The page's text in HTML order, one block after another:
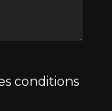
conditions